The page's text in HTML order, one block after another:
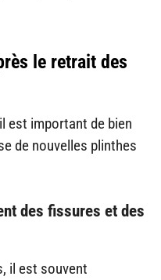
le retrait des
est important de bien
de nouvelles plinthes
des fissures et des
il est souvent